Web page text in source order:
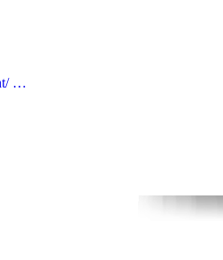
Widerrufsrecht/ Widerrufsformular